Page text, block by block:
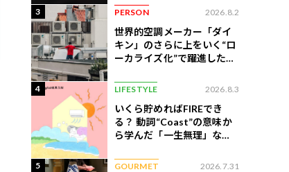
3 PERSON 2026.8.2
世界的空調メーカー「ダイ
キン」のさらに上をいく“ロ
ーカライズ化”で躍進したイ
4 LIFESTYLE 2026.8.3
いくら貯めればFIREでき
る？ 動詞“Coast”の意味か
ら学んだ「一生無理」な切
5 GOURMET 2026.7.31